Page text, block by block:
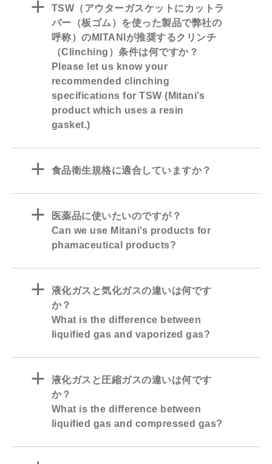
a
TSW（アウターガスケットにカットラ
バー（板ゴム）を使った製品で弊社の
呼称）のMITANIが推奨するクリンチ
（Clinching）条件は何ですか？
Please let us know your
recommended clinching
specifications for TSW (Mitani’s
product which uses a resin
gasket.)
a 食品衛生規格に適合していますか？
a
医薬品に使いたいのですが？
Can we use Mitani’s products for
phamaceutical products?
a
液化ガスと気化ガスの違いは何です
か？
What is the difference between
liquified gas and vaporized gas?
a
液化ガスと圧縮ガスの違いは何です
か？
What is the difference between
liquified gas and compressed gas?